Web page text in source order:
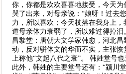
你，你都是欢欢喜喜地接受，今天
哭了出来，对母亲说：“娘呀！过去
力，所以喜欢；今天杖落在我身上
道母亲体力衰弱了，所以难过得掉泪
昌黎堂：唐朝大文学家韩愈，河北
动，反对骈体文的华而不实，主张
上称他“文起八代之衰”。 韩姓堂号也
此外，韩姓的主要堂号还有：“颍川